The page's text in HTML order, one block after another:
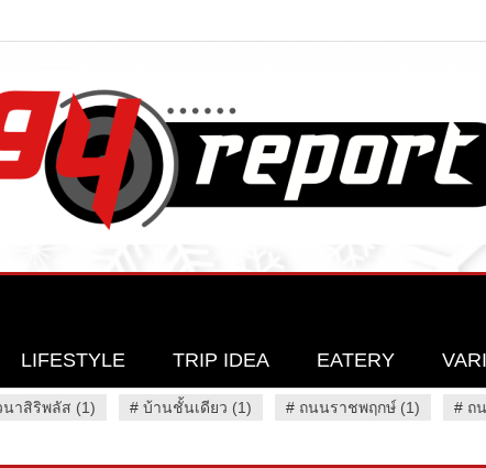
LIFESTYLE TRIP IDEA EATERY
นาสิริพลัส (1) # บ้านชั้นเดียว (1) # ถนนราชพฤกษ์ (1) # ถ